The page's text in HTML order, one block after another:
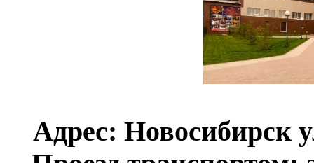
Адрес: Новосибирск